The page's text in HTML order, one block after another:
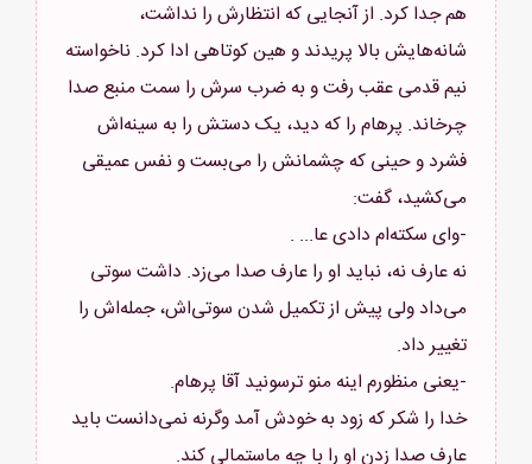
هم جدا کرد. از آنجایی که انتظارش را نداشت،
شانه‌هایش بالا پریدند و هین کوتاهی ادا کرد. ناخواسته
نیم قدمی عقب رفت و به ضرب سرش را سمت منبع صدا
چرخاند. پرهام را که دید، یک دستش را به سینه‌اش
فشرد و حینی که چشمانش را می‌بست و نفس عمیقی
نه عارف نه، نباید او را عارف صدا می‌زد. داشت سوتی
می‌داد ولی پیش از تکمیل شدن سوتی‌اش، جمله‌اش را
خدا را شکر که زود به خودش آمد وگرنه نمی‌دانست باید